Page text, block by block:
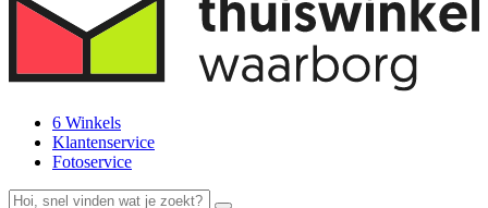
6 Winkels
Klantenservice
Fotoservice